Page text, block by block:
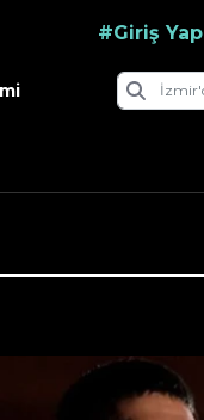
#Giriş Yap